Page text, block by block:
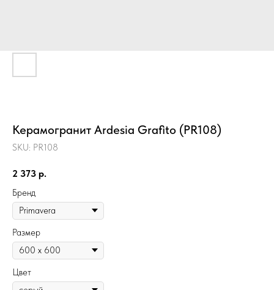
Керамогранит Ardesia Grafito (PR108)
SKU: PR108
2 373 р.
Бренд
Размер
Цвет